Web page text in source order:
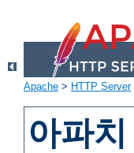
Apache > HTTP Server
아파